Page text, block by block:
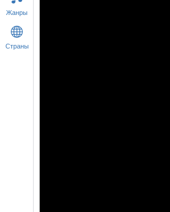
Жанры
Страны